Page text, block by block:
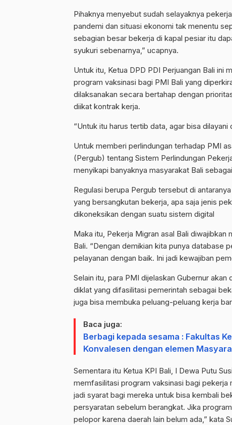
Pihaknya menyebut sudah selayaknya
pandemi dan situasi ekonomi tak menentu
sebagian besar bekerja di kapal pesiar itu
syukuri sebenarnya,” ucapnya.
Untuk itu, Ketua DPD PDI Perjuangan Bali ini
program vaksinasi bagi PMI Bali yang
dilaksanakan secara bertahap dengan
diikat kontrak kerja.
“Untuk itu harus tertib data, agar bisa
Untuk memberi perlindungan terhadap PMI
(Pergub) tentang Sistem Perlindungan
menyikapi banyaknya masyarakat Bali
Regulasi berupa Pergub tersebut di
yang bersangkutan bekerja, apa saja jenis
dikoneksikan dengan suatu sistem digital
Maka itu, Pekerja Migran asal Bali diwajibkan
Bali. “Dengan demikian kita punya database
pelayanan dengan baik. Ini jadi kewajiban
Selain itu, para PMI dijelaskan Gubernur
diklat yang difasilitasi pemerintah sebagai
juga bisa membuka peluang-peluang kerja
Baca juga:
Berbagi kepada sesama : Fakultas
Konvalesen dengan elemen
Sementara itu Ketua KPI Bali, I Dewa Putu
memfasilitasi program vaksinasi bagi pekerja
jadi syarat bagi mereka untuk bisa kembali
persyaratan sebelum berangkat. Jika
pelopor karena daerah lain belum ada,” kata